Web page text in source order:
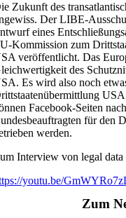
Zukunft des
Der LIBE-
eines
Kommission zum
veröffentlicht. Das
des
Es wird also noch
Facebook-Seiten
für den
werden.
Interview von legal
youtu.be/
Zum